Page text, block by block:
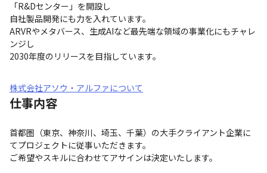
「R&Dセンター」を開設し
自社製品開発にも力を入れています。
ARVRやメタバース、生成AIなど最先端な領域の事業化にもチャレ
ンジし
2030年度のリリースを目指しています。
株式会社アソウ・アルファについて
仕事内容
首都圏（東京、神奈川、埼玉、千葉）の大手クライアント企業に
てプロジェクトに従事いただきます。
ご希望やスキルに合わせてアサインは決定いたします。